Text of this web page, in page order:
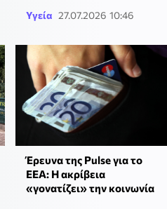
Υγεία 27.07.2026 10:46
Έρευνα της Pulse για το
ΕΕΑ: Η ακρίβεια
«γονατίζει» την κοινωνία